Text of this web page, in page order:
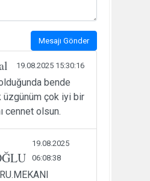
Mesajı Gönder
19.08.2025 15:30:16
bende
üzgünüm çok iyi bir
cennet olsun.
19.08.2025
06:08:38